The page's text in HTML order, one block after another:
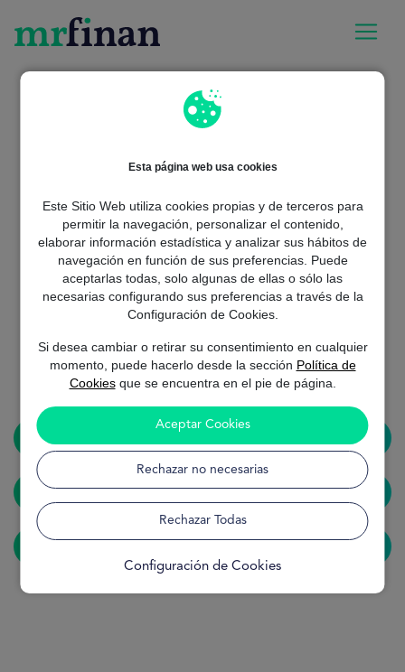
Esta página web usa cookies
Este Sitio Web utiliza cookies propias y de terceros para
permitir la navegación, personalizar el contenido,
elaborar información estadística y analizar sus hábitos de
navegación en función de sus preferencias. Puede
aceptarlas todas, solo algunas de ellas o sólo las
necesarias configurando sus preferencias a través de la
Configuración de Cookies.
Si desea cambiar o retirar su consentimiento en cualquier
momento, puede hacerlo desde la sección Política de
Cookiesque se encuentra en el pie de página.
Aceptar Cookies
Rechazar no necesarias
Rechazar Todas
Configuración de Cookies
Whoops! Parece que te has
perdido...
La página que buscas no existe pero el préstamo que necesitas
sí. Haz click en “Solicitar préstamo” para empezar.
Solicitar préstamo